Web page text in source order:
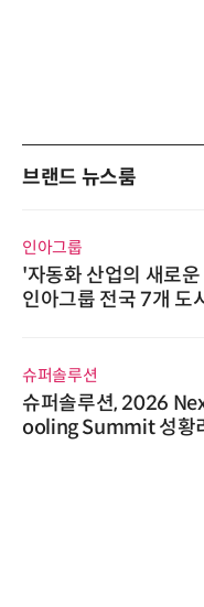
브랜드 뉴스룸
로운 가능성'…
개 도시 세미나 페
Next-Gen AI C
성황리 성료